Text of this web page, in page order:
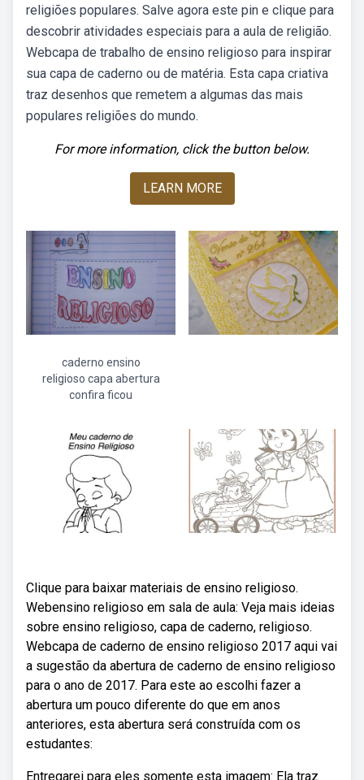
religiões populares. Salve agora este pin e clique para
descobrir atividades especiais para a aula de religião.
Webcapa de trabalho de ensino religioso para inspirar
sua capa de caderno ou de matéria. Esta capa criativa
traz desenhos que remetem a algumas das mais
populares religiões do mundo.
For more information, click the button below.
LEARN MORE
caderno ensino
religioso capa abertura
confira ficou
Clique para baixar materiais de ensino religioso.
Webensino religioso em sala de aula: Veja mais ideias
sobre ensino religioso, capa de caderno, religioso.
Webcapa de caderno de ensino religioso 2017 aqui vai
a sugestão da abertura de caderno de ensino religioso
para o ano de 2017. Para este ao escolhi fazer a
abertura um pouco diferente do que em anos
anteriores, esta abertura será construída com os
estudantes:
Entregarei para eles somente esta imagem: Ela traz